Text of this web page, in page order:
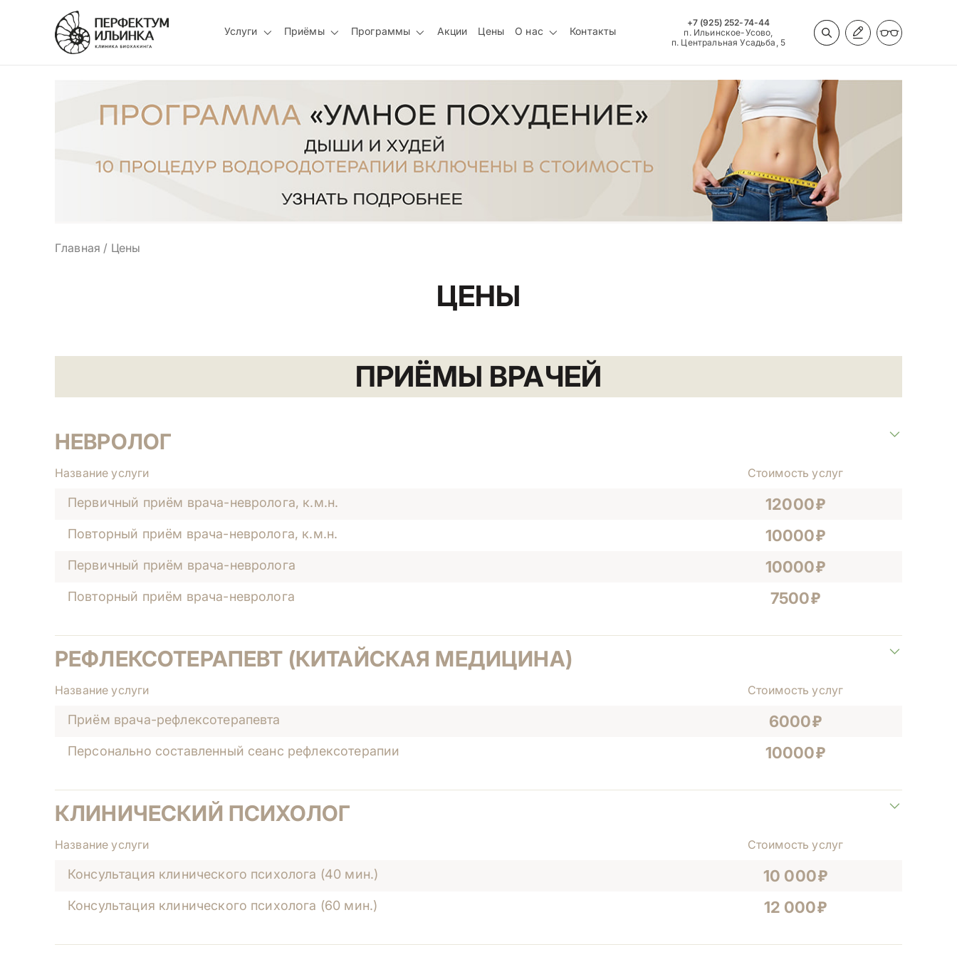
Услуги Приёмы Программы Акции Цены О нас Контакты
+7 (925) 252-74-44
п. Ильинское-Усово,
п. Центральная Усадьба, 5
Главная / Цены
ЦЕНЫ
ПРИЁМЫ ВРАЧЕЙ
НЕВРОЛОГ
Название услуги Стоимость услуг
Первичный приём врача-невролога, к.м.н. 12000
Повторный приём врача-невролога, к.м.н. 10000
Первичный приём врача-невролога 10000
Повторный приём врача-невролога 7500
РЕФЛЕКСОТЕРАПЕВТ (КИТАЙСКАЯ МЕДИЦИНА)
Название услуги Стоимость услуг
Приём врача-рефлексотерапевта 6000
Персонально составленный сеанс рефлексотерапии 10000
КЛИНИЧЕСКИЙ ПСИХОЛОГ
Название услуги Стоимость услуг
Консультация клинического психолога (40 мин.) 10 000
Консультация клинического психолога (60 мин.) 12 000